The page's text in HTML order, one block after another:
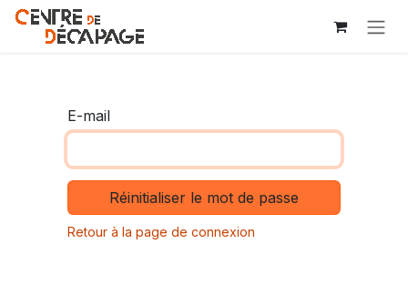
Se rendre au contenu
E-mail
Réinitialiser le mot de passe
Retour à la page de connexion